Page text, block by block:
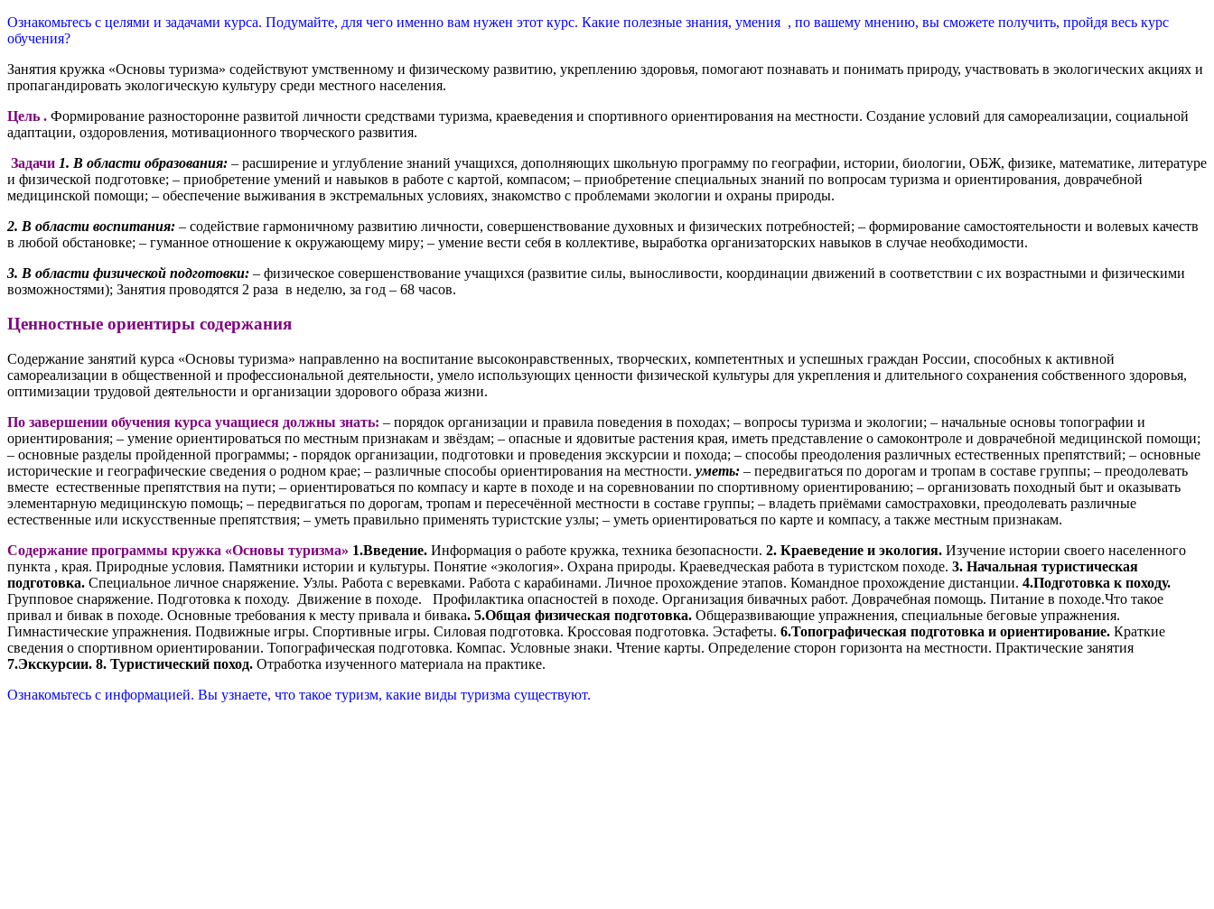
Ознакомьтесь с целями и задачами курса. Подумайте, для чего именно вам нужен этот курс. Какие полезные знания, умения , по вашему мнению, вы сможете получить, пройдя весь курс
обучения?
Занятия кружка «Основы туризма» содействуют умственному и физическому развитию, укреплению здоровья, помогают познавать и понимать природу, участвовать в экологических акциях и
пропагандировать экологическую культуру среди местного населения.
Цель . Формирование разносторонне развитой личности средствами туризма, краеведения и спортивного ориентирования на местности. Создание условий для самореализации, социальной
адаптации, оздоровления, мотивационного творческого развития.
Задачи 1. В области образования: – расширение и углубление знаний учащихся, дополняющих школьную программу по географии, истории, биологии, ОБЖ, физике, математике, литературе
и физической подготовке; – приобретение умений и навыков в работе с картой, компасом; – приобретение специальных знаний по вопросам туризма и ориентирования, доврачебной
медицинской помощи; – обеспечение выживания в экстремальных условиях, знакомство с проблемами экологии и охраны природы.
2. В области воспитания: – содействие гармоничному развитию личности, совершенствование духовных и физических потребностей; – формирование самостоятельности и волевых качеств
в любой обстановке; – гуманное отношение к окружающему миру; – умение вести себя в коллективе, выработка организаторских навыков в случае необходимости.
3. В области физической подготовки: – физическое совершенствование учащихся (развитие силы, выносливости, координации движений в соответствии с их возрастными и физическими
возможностями); Занятия проводятся 2 раза в неделю, за год – 68 часов.
Ценностные ориентиры содержания
Содержание занятий курса «Основы туризма» направленно на воспитание высоконравственных, творческих, компетентных и успешных граждан России, способных к активной
самореализации в общественной и профессиональной деятельности, умело использующих ценности физической культуры для укрепления и длительного сохранения собственного здоровья,
оптимизации трудовой деятельности и организации здорового образа жизни.
По завершении обучения курса учащиеся должны знать: – порядок организации и правила поведения в походах; – вопросы туризма и экологии; – начальные основы топографии и
ориентирования; – умение ориентироваться по местным признакам и звёздам; – опасные и ядовитые растения края, иметь представление о самоконтроле и доврачебной медицинской помощи;
– основные разделы пройденной программы; - порядок организации, подготовки и проведения экскурсии и похода; – способы преодоления различных естественных препятствий; – основные
исторические и географические сведения о родном крае; – различные способы ориентирования на местности. уметь: – передвигаться по дорогам и тропам в составе группы; – преодолевать
вместе естественные препятствия на пути; – ориентироваться по компасу и карте в походе и на соревновании по спортивному ориентированию; – организовать походный быт и оказывать
элементарную медицинскую помощь; – передвигаться по дорогам, тропам и пересечённой местности в составе группы; – владеть приёмами самостраховки, преодолевать различные
естественные или искусственные препятствия; – уметь правильно применять туристские узлы; – уметь ориентироваться по карте и компасу, а также местным признакам.
Содержание программы кружка «Основы туризма» 1.Введение. Информация о работе кружка, техника безопасности. 2. Краеведение и экология. Изучение истории своего населенного
пункта , края. Природные условия. Памятники истории и культуры. Понятие «экология». Охрана природы. Краеведческая работа в туристском походе. 3. Начальная туристическая
подготовка. Специальное личное снаряжение. Узлы. Работа с веревками. Работа с карабинами. Личное прохождение этапов. Командное прохождение дистанции. 4.Подготовка к походу.
Групповое снаряжение. Подготовка к походу. Движение в походе. Профилактика опасностей в походе. Организация бивачных работ. Доврачебная помощь. Питание в походе.Что такое
привал и бивак в походе. Основные требования к месту привала и бивака. 5.Общая физическая подготовка. Общеразвивающие упражнения, специальные беговые упражнения.
Гимнастические упражнения. Подвижные игры. Спортивные игры. Силовая подготовка. Кроссовая подготовка. Эстафеты. 6.Топографическая подготовка и ориентирование. Краткие
сведения о спортивном ориентировании. Топографическая подготовка. Компас. Условные знаки. Чтение карты. Определение сторон горизонта на местности. Практические занятия
7.Экскурсии. 8. Туристический поход. Отработка изученного материала на практике.
Ознакомьтесь с информацией. Вы узнаете, что такое туризм, какие виды туризма существуют.